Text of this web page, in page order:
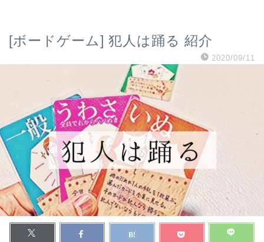
[ボードゲーム] 犯人は踊る 紹介
2020/09/11